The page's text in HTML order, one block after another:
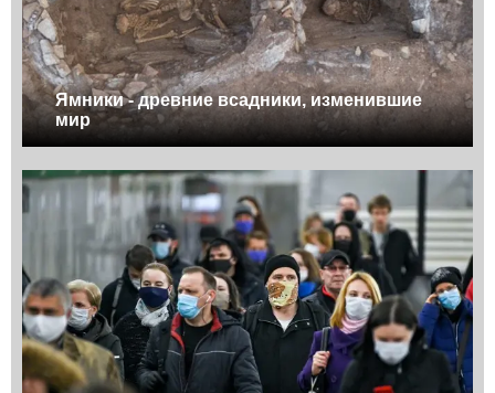
Ямники - древние всадники, изменившие
мир